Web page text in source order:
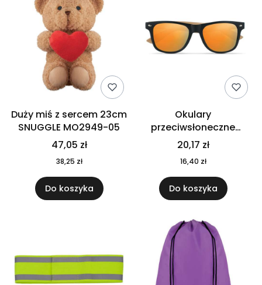
Duży miś z sercem 23cm
SNUGGLE MO2949-05
47,05 zł
38,25 zł
Do koszyka
Okulary
przeciwsłoneczne
CALIFORNIA TOUCH
MO9617-10
20,17 zł
16,40 zł
Do koszyka